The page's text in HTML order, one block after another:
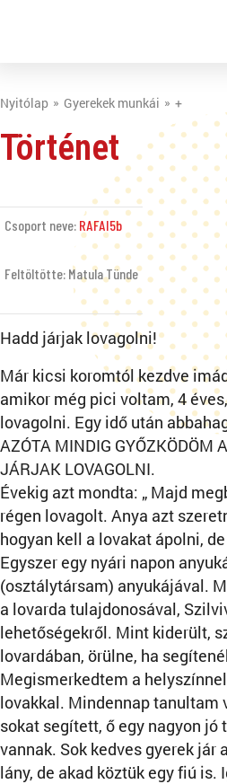
Nyitólap Gyerekek munkái +
Történet
Csoport neve: RAFAI5b
Feltöltötte: Matula Tünde
Hadd járjak lovagolni!
Már kicsi koromtól kezdve
amikor még pici voltam, 4
lovagolni. Egy idő után
AZÓTA MINDIG GYŐZKÖDÖM
JÁRJAK LOVAGOLNI.
Évekig azt mondta: „ Majd
régen lovagolt. Anya azt
hogyan kell a lovakat ápolni,
Egyszer egy nyári napon
(osztálytársam) anyukájával.
a lovarda tulajdonosával,
lehetőségekről. Mint kiderült,
lovardában, örülne, ha
Megismerkedtem a
lovakkal. Mindennap tanultam
sokat segített, ő egy nagyon jó
vannak. Sok kedves gyerek jár
lány, de akad köztük egy fiú